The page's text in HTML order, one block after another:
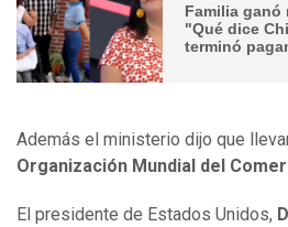
Familia ganó
"Qué dice
terminó
Además el ministerio dijo que
Organización Mundial del
El presidente de Estados Unidos,